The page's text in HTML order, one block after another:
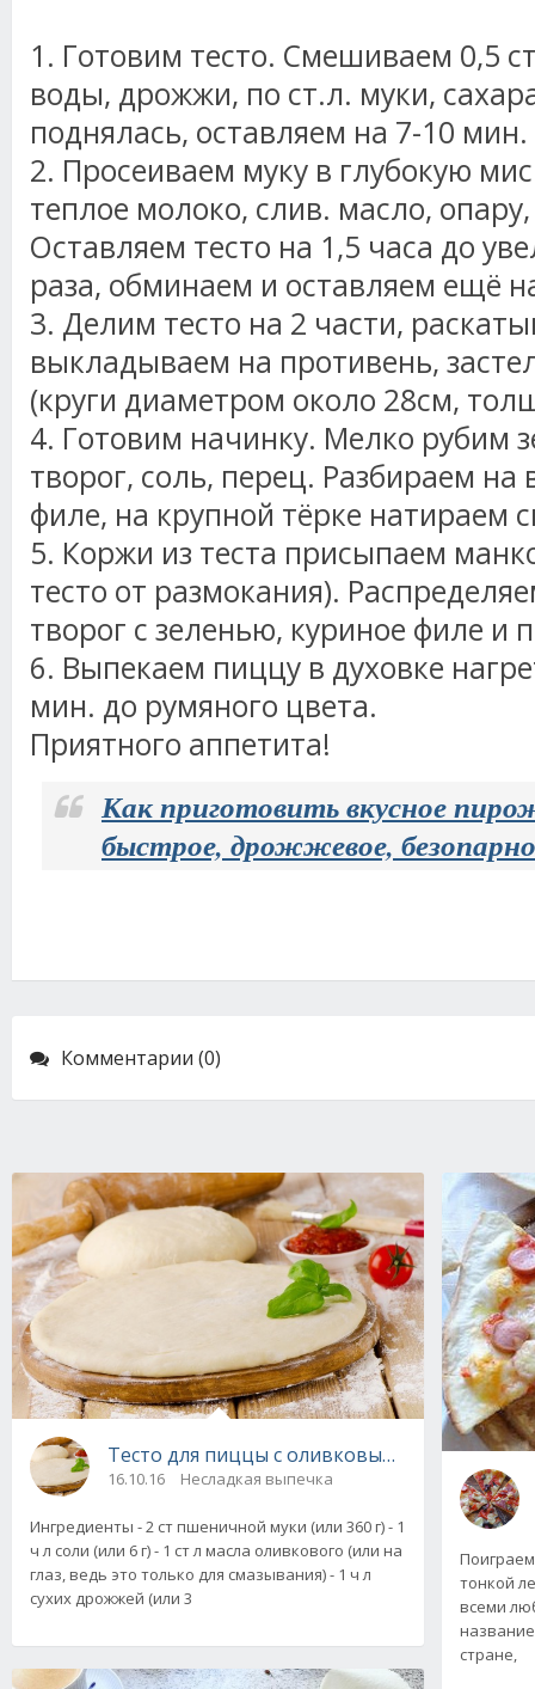
1. Готовим тесто. Смешиваем 0,5
воды, дрожжи, по ст.л. муки,
поднялась, оставляем на 7-10
2. Просеиваем муку в глубокую
теплое молоко, слив. масло,
Оставляем тесто на 1,5 часа до
раза, обминаем и оставляем ещё
3. Делим тесто на 2 части,
выкладываем на противень,
(круги диаметром около 28см,
4. Готовим начинку. Мелко рубим
творог, соль, перец. Разбираем на
филе, на крупной тёрке натираем
5. Коржи из теста присыпаем
тесто от размокания).
творог с зеленью, куриное филе
6. Выпекаем пиццу в духовке
мин. до румяного цвета.
Приятного аппетита!
Как приготовить вкусное
быстрое, дрожжевое,
Комментарии (0)
Тесто для пиццы с оливковым маслом
16.10.16 Несладкая выпечка
Ингредиенты - 2 ст пшеничной муки (или 360 г) - 1
ч л соли (или 6 г) - 1 ст л масла оливкового (или на
глаз, ведь это только для смазывания) - 1 ч л
сухих дрожжей (или 3
тонкой
всеми
стране,